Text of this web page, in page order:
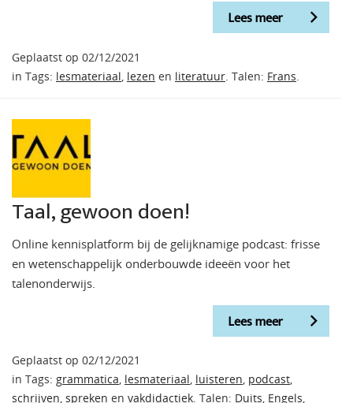
Lees meer
Geplaatst op 02/12/2021
in Tags: lesmateriaal lezen en literatuur . Talen: Frans
Taal, gewoon doen!
Online kennisplatform bij de gelijknamige podcast: frisse
en wetenschappelijk onderbouwde ideeën voor het
talenonderwijs.
Lees meer
Geplaatst op 02/12/2021
in Tags: grammatica, lesmateriaal, luisteren, podcast,
schrijven, spreken en vakdidactiek. Talen: Duits, Engels,